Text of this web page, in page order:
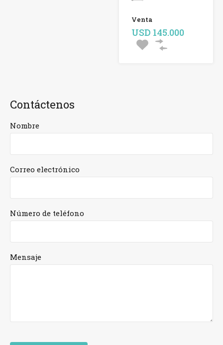
Venta
USD 145.000
Contáctenos
Nombre
Correo electrónico
Número de teléfono
Mensaje